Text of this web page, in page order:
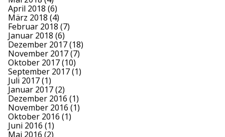
April 2018 (6)
März 2018 (4)
Februar 2018 (7)
Januar 2018 (6)
Dezember 2017(18)
November 2017(7)
Oktober 2017(10)
September 2017(1)
Juli 2017(1)
Januar 2017(2)
Dezember 2016 (1)
November 2016 (1)
Oktober 2016 (1)
Juni 2016 (1)
Mai 2016 (2)